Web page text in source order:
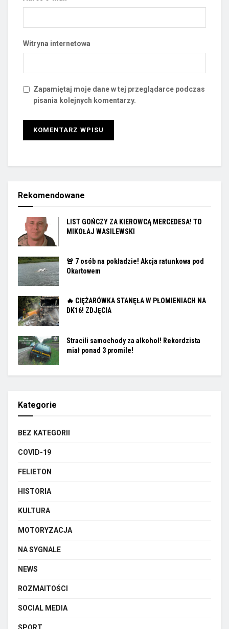
Witryna internetowa
Zapamiętaj moje dane w tej przeglądarce podczas
pisania kolejnych komentarzy.
Rekomendowane
LIST GOŃCZY ZA KIEROWCĄ MERCEDESA! TO
MIKOŁAJ WASILEWSKI
🚨 7 osób na pokładzie! Akcja ratunkowa pod
Okartowem
🔥 CIĘŻARÓWKA STANĘŁA W PŁOMIENIACH NA
DK16! ZDJĘCIA
Stracili samochody za alkohol! Rekordzista
miał ponad 3 promile!
Kategorie
BEZ KATEGORII
COVID-19
FELIETON
HISTORIA
KULTURA
MOTORYZACJA
NA SYGNALE
NEWS
ROZMAITOŚCI
SOCIAL MEDIA
SPORT